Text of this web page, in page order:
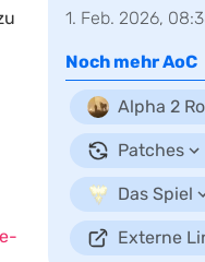
1. Feb. 2026,
Noch mehrAoC
Alpha 2
Patches
Das Spiel
Externe